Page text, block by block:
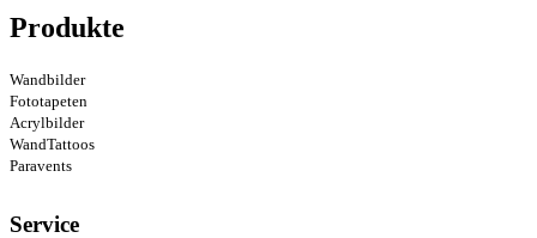
Produkte
Wandbilder
Fototapeten
Acrylbilder
WandTattoos
Paravents
Service